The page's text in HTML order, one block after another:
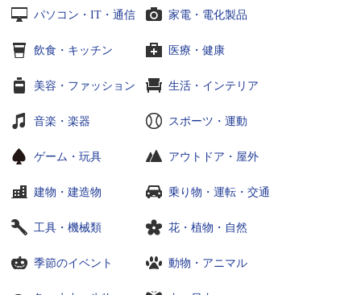
パソコン・IT・通信 家電・電化製品
飲食・キッチン 医療・健康
美容・ファッション 生活・インテリア
音楽・楽器 スポーツ・運動
ゲーム・玩具 アウトドア・屋外
建物・建造物 乗り物・運転・交通
工具・機械類 花・植物・自然
季節のイベント 動物・アニマル